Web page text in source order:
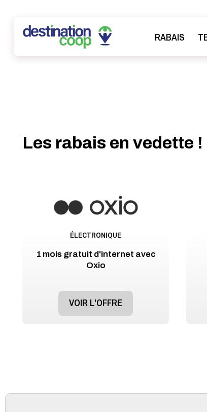
RABAIS
Les rabais en vedette !
ÉLECTRONIQUE
1 mois gratuit d'internet avec
Oxio
VOIR L'OFFRE